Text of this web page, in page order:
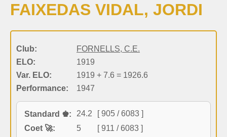
FAIXEDAS VIDAL, JORDI
Club:
FORNELLS, C.E.
ELO:
1919
Var. ELO:
1919 + 7.6 = 1926.6
Performance:
1947
Standard ♚: 24.2
[ 905 / 6083 ]
Coet 🚀:
5
[ 911 / 6083 ]